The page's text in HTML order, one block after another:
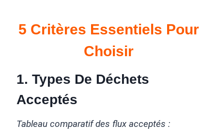
5 Critères Essentiels Pour
Choisir
1. Types De Déchets
Acceptés
Tableau comparatif des flux acceptés :